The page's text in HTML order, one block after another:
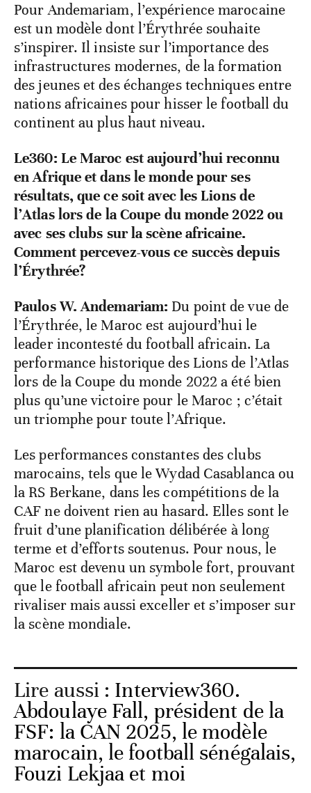
Pour Andemariam, l’expérience marocaine
est un modèle dont l’Érythrée souhaite
s’inspirer. Il insiste sur l’importance des
infrastructures modernes, de la formation
des jeunes et des échanges techniques entre
nations africaines pour hisser le football du
continent au plus haut niveau.
Le360: Le Maroc est aujourd’hui reconnu
en Afrique et dans le monde pour ses
résultats, que ce soit avec les Lions de
l’Atlas lors de la Coupe du monde 2022 ou
avec ses clubs sur la scène africaine.
Comment percevez-vous ce succès depuis
l’Érythrée?
Paulos W. Andemariam: Du point de vue de
l’Érythrée, le Maroc est aujourd’hui le
leader incontesté du football africain. La
performance historique des Lions de l’Atlas
lors de la Coupe du monde 2022 a été bien
plus qu’une victoire pour le Maroc ; c’était
un triomphe pour toute l’Afrique.
Les performances constantes des clubs
marocains, tels que le Wydad Casablanca ou
la RS Berkane, dans les compétitions de la
CAF ne doivent rien au hasard. Elles sont le
fruit d’une planification délibérée à long
terme et d’efforts soutenus. Pour nous, le
Maroc est devenu un symbole fort, prouvant
que le football africain peut non seulement
rivaliser mais aussi exceller et s’imposer sur
la scène mondiale.
Lire aussi : Interview360.
Abdoulaye Fall, président de la
FSF: la CAN 2025, le modèle
marocain, le football sénégalais,
Fouzi Lekjaa et moi